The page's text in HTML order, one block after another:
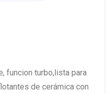
funcion turbo,lista para
de cerámica con